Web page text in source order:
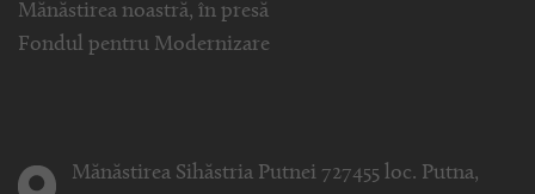
Mănăstirea noastră, în presă
Fondul pentru Modernizare
Mănăstirea Sihăstria Putnei 727455 loc. Putna,